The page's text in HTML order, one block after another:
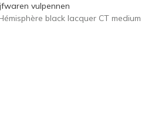
vulpennen
black lacquer CT medium